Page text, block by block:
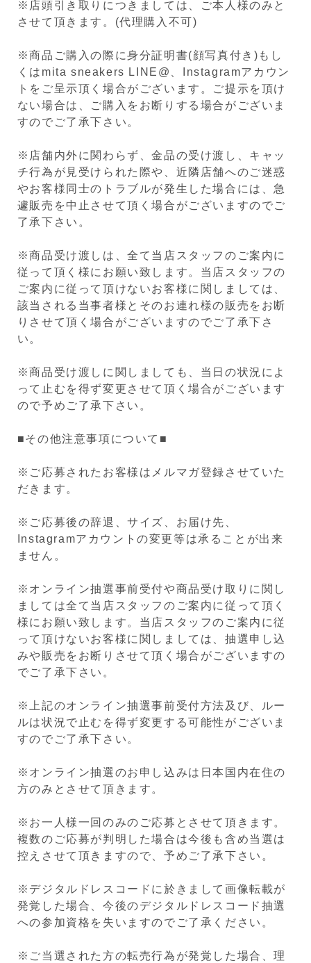
※店頭引き取りにつきましては、ご本人様のみと
させて頂きます。(代理購入不可)
※商品ご購入の際に身分証明書(顔写真付き)もし
くはmita sneakers LINE@、Instagramアカウン
トをご呈示頂く場合がございます。ご提示を頂け
ない場合は、ご購入をお断りする場合がございま
すのでご了承下さい。
※店舗内外に関わらず、金品の受け渡し、キャッ
チ行為が見受けられた際や、近隣店舗へのご迷惑
やお客様同士のトラブルが発生した場合には、急
遽販売を中止させて頂く場合がございますのでご
了承下さい。
※商品受け渡しは、全て当店スタッフのご案内に
従って頂く様にお願い致します。当店スタッフの
ご案内に従って頂けないお客様に関しましては、
該当される当事者様とそのお連れ様の販売をお断
りさせて頂く場合がございますのでご了承下さ
い。
※商品受け渡しに関しましても、当日の状況によ
って止むを得ず変更させて頂く場合がございます
ので予めご了承下さい。
■その他注意事項について■
※ご応募されたお客様はメルマガ登録させていた
だきます。
※ご応募後の辞退、サイズ、お届け先、
Instagramアカウントの変更等は承ることが出来
ません。
※オンライン抽選事前受付や商品受け取りに関し
ましては全て当店スタッフのご案内に従って頂く
様にお願い致します。当店スタッフのご案内に従
って頂けないお客様に関しましては、抽選申し込
みや販売をお断りさせて頂く場合がございますの
でご了承下さい。
※上記のオンライン抽選事前受付方法及び、ルー
ルは状況で止むを得ず変更する可能性がございま
すのでご了承下さい。
※オンライン抽選のお申し込みは日本国内在住の
方のみとさせて頂きます。
※お一人様一回のみのご応募とさせて頂きます。
複数のご応募が判明した場合は今後も含め当選は
控えさせて頂きますので、予めご了承下さい。
※デジタルドレスコードに於きまして画像転載が
発覚した場合、今後のデジタルドレスコード抽選
への参加資格を失いますのでご了承ください。
※ご当選された方の転売行為が発覚した場合、理